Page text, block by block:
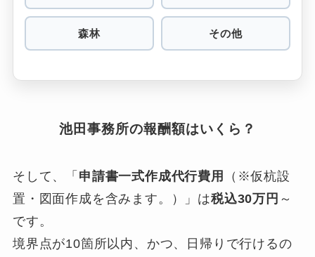
森林 その他
池田事務所の報酬額はいくら？
そして、「 申請書一式作成代行費用
（※仮杭設
置・図面作成を含みます。）」は税込30万円 ～
です。
境界点が10箇所以内、かつ、日帰りで行けるの